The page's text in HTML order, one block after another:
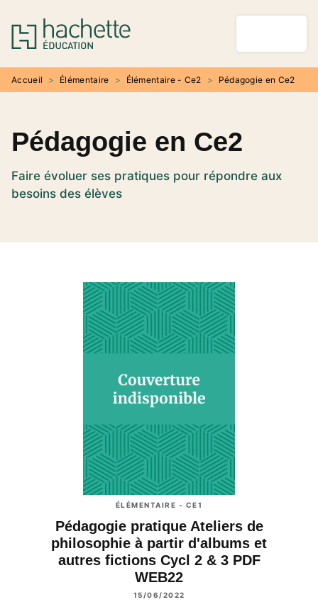
MENU RECHERCHE
PIED DE PAGE
Accueil > Élémentaire > Élémentaire - Ce2 > Pédagogie en Ce2
Pédagogie en Ce2
Faire évoluer ses pratiques pour répondre aux
besoins des élèves
ÉLÉMENTAIRE - CE1
Pédagogie pratique Ateliers de
philosophie à partir d'albums et
autres fictions Cycl 2 & 3 PDF
WEB22
15/06/2022